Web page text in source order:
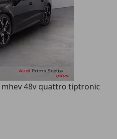
48v quattro tiptronic